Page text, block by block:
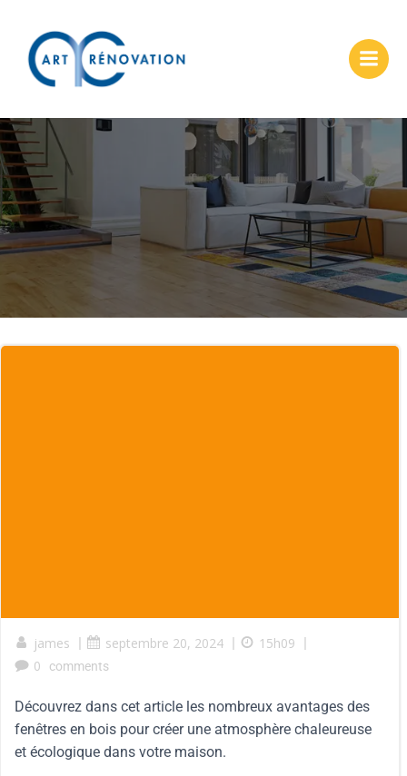
james | septembre 20, 2024 | 15h09 |
0
comments
Découvrez dans cet article les nombreux avantages des
fenêtres en bois pour créer une atmosphère chaleureuse
et écologique dans votre maison.